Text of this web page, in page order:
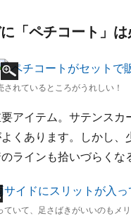
「ペチコート」は
れているところがうれしい！
アイテム。サテンス
くあります。しかし
ラインも拾いづらくな
いて、足さばきがいいのもメリ